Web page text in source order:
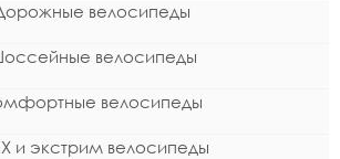
велосипеды
велосипеды
велосипеды
и экстрим велосипеды